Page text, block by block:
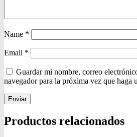
Name *
Email *
Guardar mi nombre, correo
navegador para la próxima vez que haga
Productos relacionados